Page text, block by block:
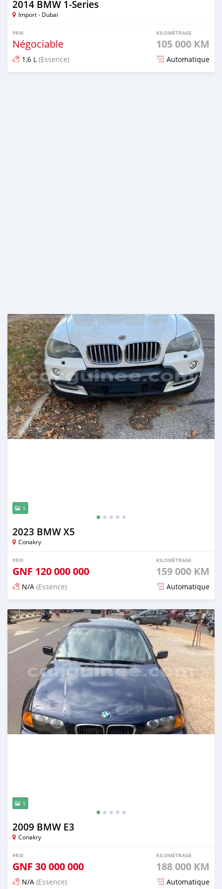
2014 BMW 1-Series
Import - Dubai
PRIX
Négociable
KILOMÉTRAGE
105 000 KM
1,6 L (Essence) Automatique
5
2023 BMW X5
Conakry
PRIX
GNF 120 000 000
KILOMÉTRAGE
159 000 KM
N/A (Essence) Automatique
Publié il y a 12 mois
5
2009 BMW E3
Conakry
PRIX
GNF 30 000 000
KILOMÉTRAGE
188 000 KM
N/A (Essence) Automatique